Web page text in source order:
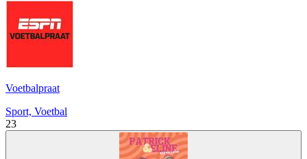
Voetbalpraat
Sport, Voetbal
23